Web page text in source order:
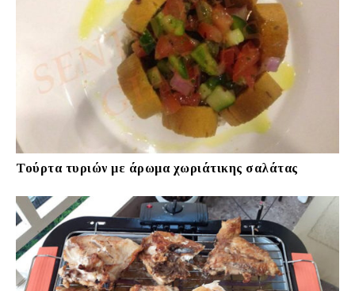
Τούρτα τυριών με άρωμα χωριάτικης σαλάτας